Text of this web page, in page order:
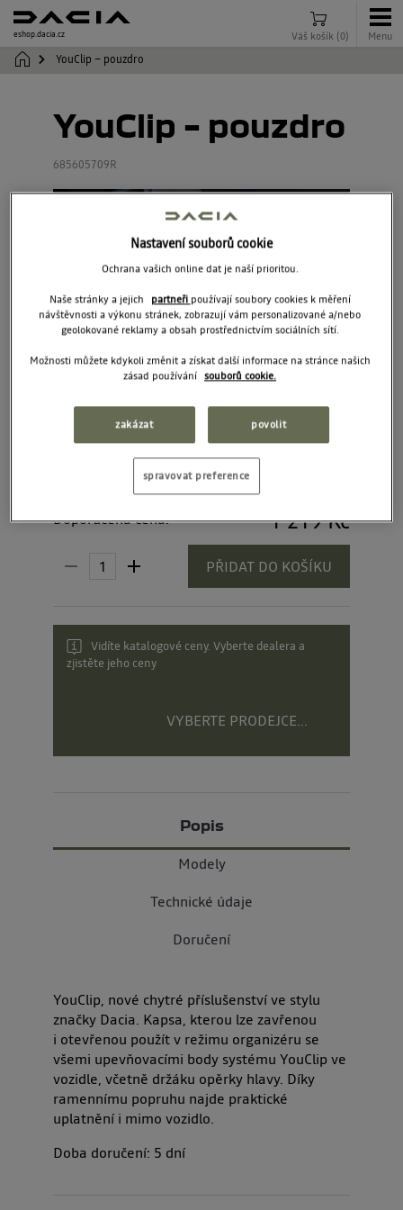
eshop.dacia.cz Váš košík (0) Menu
YouClip – pouzdro
YouClip – pouzdro
685605709R
Doporučená cena: 1 219 Kč
PŘIDAT DO KOŠÍKU
Vidíte katalogové ceny. Vyberte dealera a
zjistěte jeho ceny
VYBERTE PRODEJCE...
Popis
Modely
Technické údaje
Doručení
YouClip, nové chytré příslušenství ve stylu
značky Dacia. Kapsa, kterou lze zavřenou
i otevřenou použít v režimu organizéru se
všemi upevňovacími body systému YouClip ve
vozidle, včetně držáku opěrky hlavy. Díky
ramennímu popruhu najde praktické
uplatnění i mimo vozidlo.
Doba doručení: 5 dní
Nastavení souborů cookie
Ochrana vašich online dat je naší prioritou.
Naše stránky a jejich partneři používají soubory cookies k měření
návštěvnosti a výkonu stránek, zobrazují vám personalizované a/nebo
geolokované reklamy a obsah prostřednictvím sociálních sítí.
Možnosti můžete kdykoli změnit a získat další informace na stránce našich
zásad používání souborů cookie.
zakázat povolit
spravovat preference